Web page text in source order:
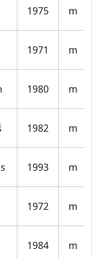
1975 m
1971 m
1980 m
1982 m
1993 m
1972 m
1984 m